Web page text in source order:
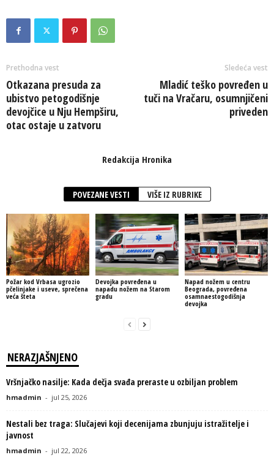
Prethodna vest
Otkazana presuda za
ubistvo petogodišnje
devojčice u Nju Hempširu,
otac ostaje u zatvoru
Sledeća vest
Mladić teško povređen u
tuči na Vračaru, osumnjičeni
priveden
Redakcija Hronika
POVEZANE VESTI VIŠE IZ RUBRIKE
Požar kod Vrbasa ugrozio
pčelinjake i useve, sprečena
veća šteta
Devojka povređena u
napadu nožem na Starom
gradu
Napad nožem u centru
Beograda, povređena
osamnaestogodišnja
devojka
NERAZJAŠNJENO
Vršnjačko nasilje: Kada dečja svađa preraste u ozbiljan problem
hmadmin - jul 25, 2026
Nestali bez traga: Slučajevi koji decenijama zbunjuju istražitelje i
javnost
hmadmin - jul 22, 2026